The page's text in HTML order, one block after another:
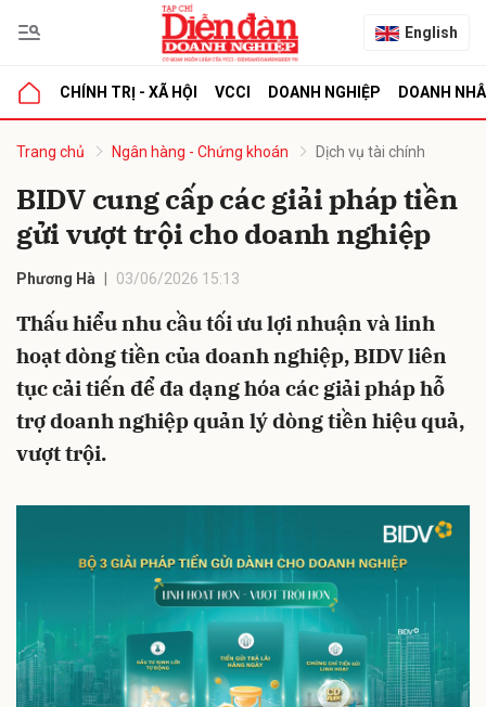
English
CHÍNH TRỊ - XÃ HỘI VCCI DOANH NGHIỆP DOANH
Trang chủ Ngân hàng - Chứng khoán Dịch vụ tài chính
BIDV cung cấp các giải pháp tiền
gửi vượt trội cho doanh nghiệp
Phương Hà 03/06/2026 15:13
Thấu hiểu nhu cầu tối ưu lợi nhuận và linh
hoạt dòng tiền của doanh nghiệp, BIDV liên
tục cải tiến để đa dạng hóa các giải pháp hỗ
trợ doanh nghiệp quản lý dòng tiền hiệu quả,
vượt trội.
luận
Hủy